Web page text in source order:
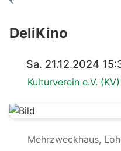
DeliKino
Sa. 21.12.2024
Kulturverein e.V. (KV)
Mehrzweckhaus,